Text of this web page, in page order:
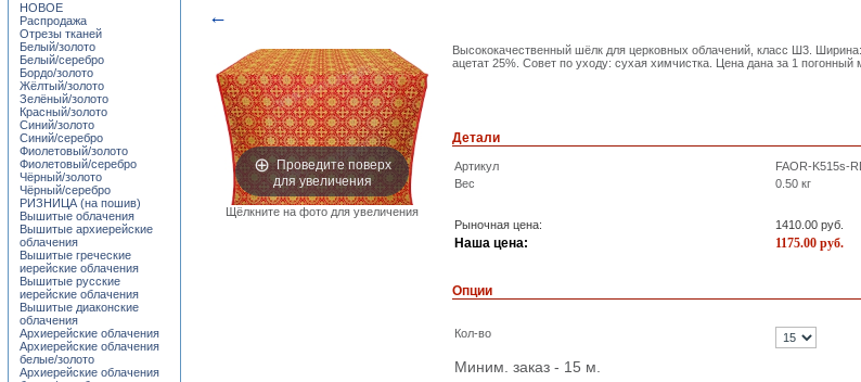
←
Проведите поверх
для увеличения
Щёлкните на фото для увеличения
Высококачественный шёлк для церковных облачений, класс Ш3.
ацетат 25%. Совет по уходу: сухая химчистка. Цена дана за 1 погонный
Детали
Артикул
FAOR-K515s-
Вес
0.50 кг
Рыночная цена: 1410.00 руб.
Наша цена: 1175.00 руб.
Опции
Кол-во
Миним. заказ - 15 м.
НОВОЕ
Распродажа
Отрезы тканей
Белый/золото
Белый/серебро
Бордо/золото
Жёлтый/золото
Зелёный/золото
Красный/золото
Синий/золото
Синий/серебро
Фиолетовый/золото
Фиолетовый/серебро
Чёрный/золото
Чёрный/серебро
РИЗНИЦА (на пошив)
Вышитые облачения
Вышитые архиерейские
облачения
Вышитые греческие
иерейские облачения
Вышитые русские
иерейские облачения
Вышитые диаконские
облачения
Архиерейские облачения
Архиерейские облачения
белые/золото
Архиерейские облачения